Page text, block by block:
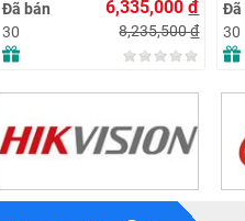
Đã bán
30
6,335,000đ
8,235,500đ
–
Đã
30